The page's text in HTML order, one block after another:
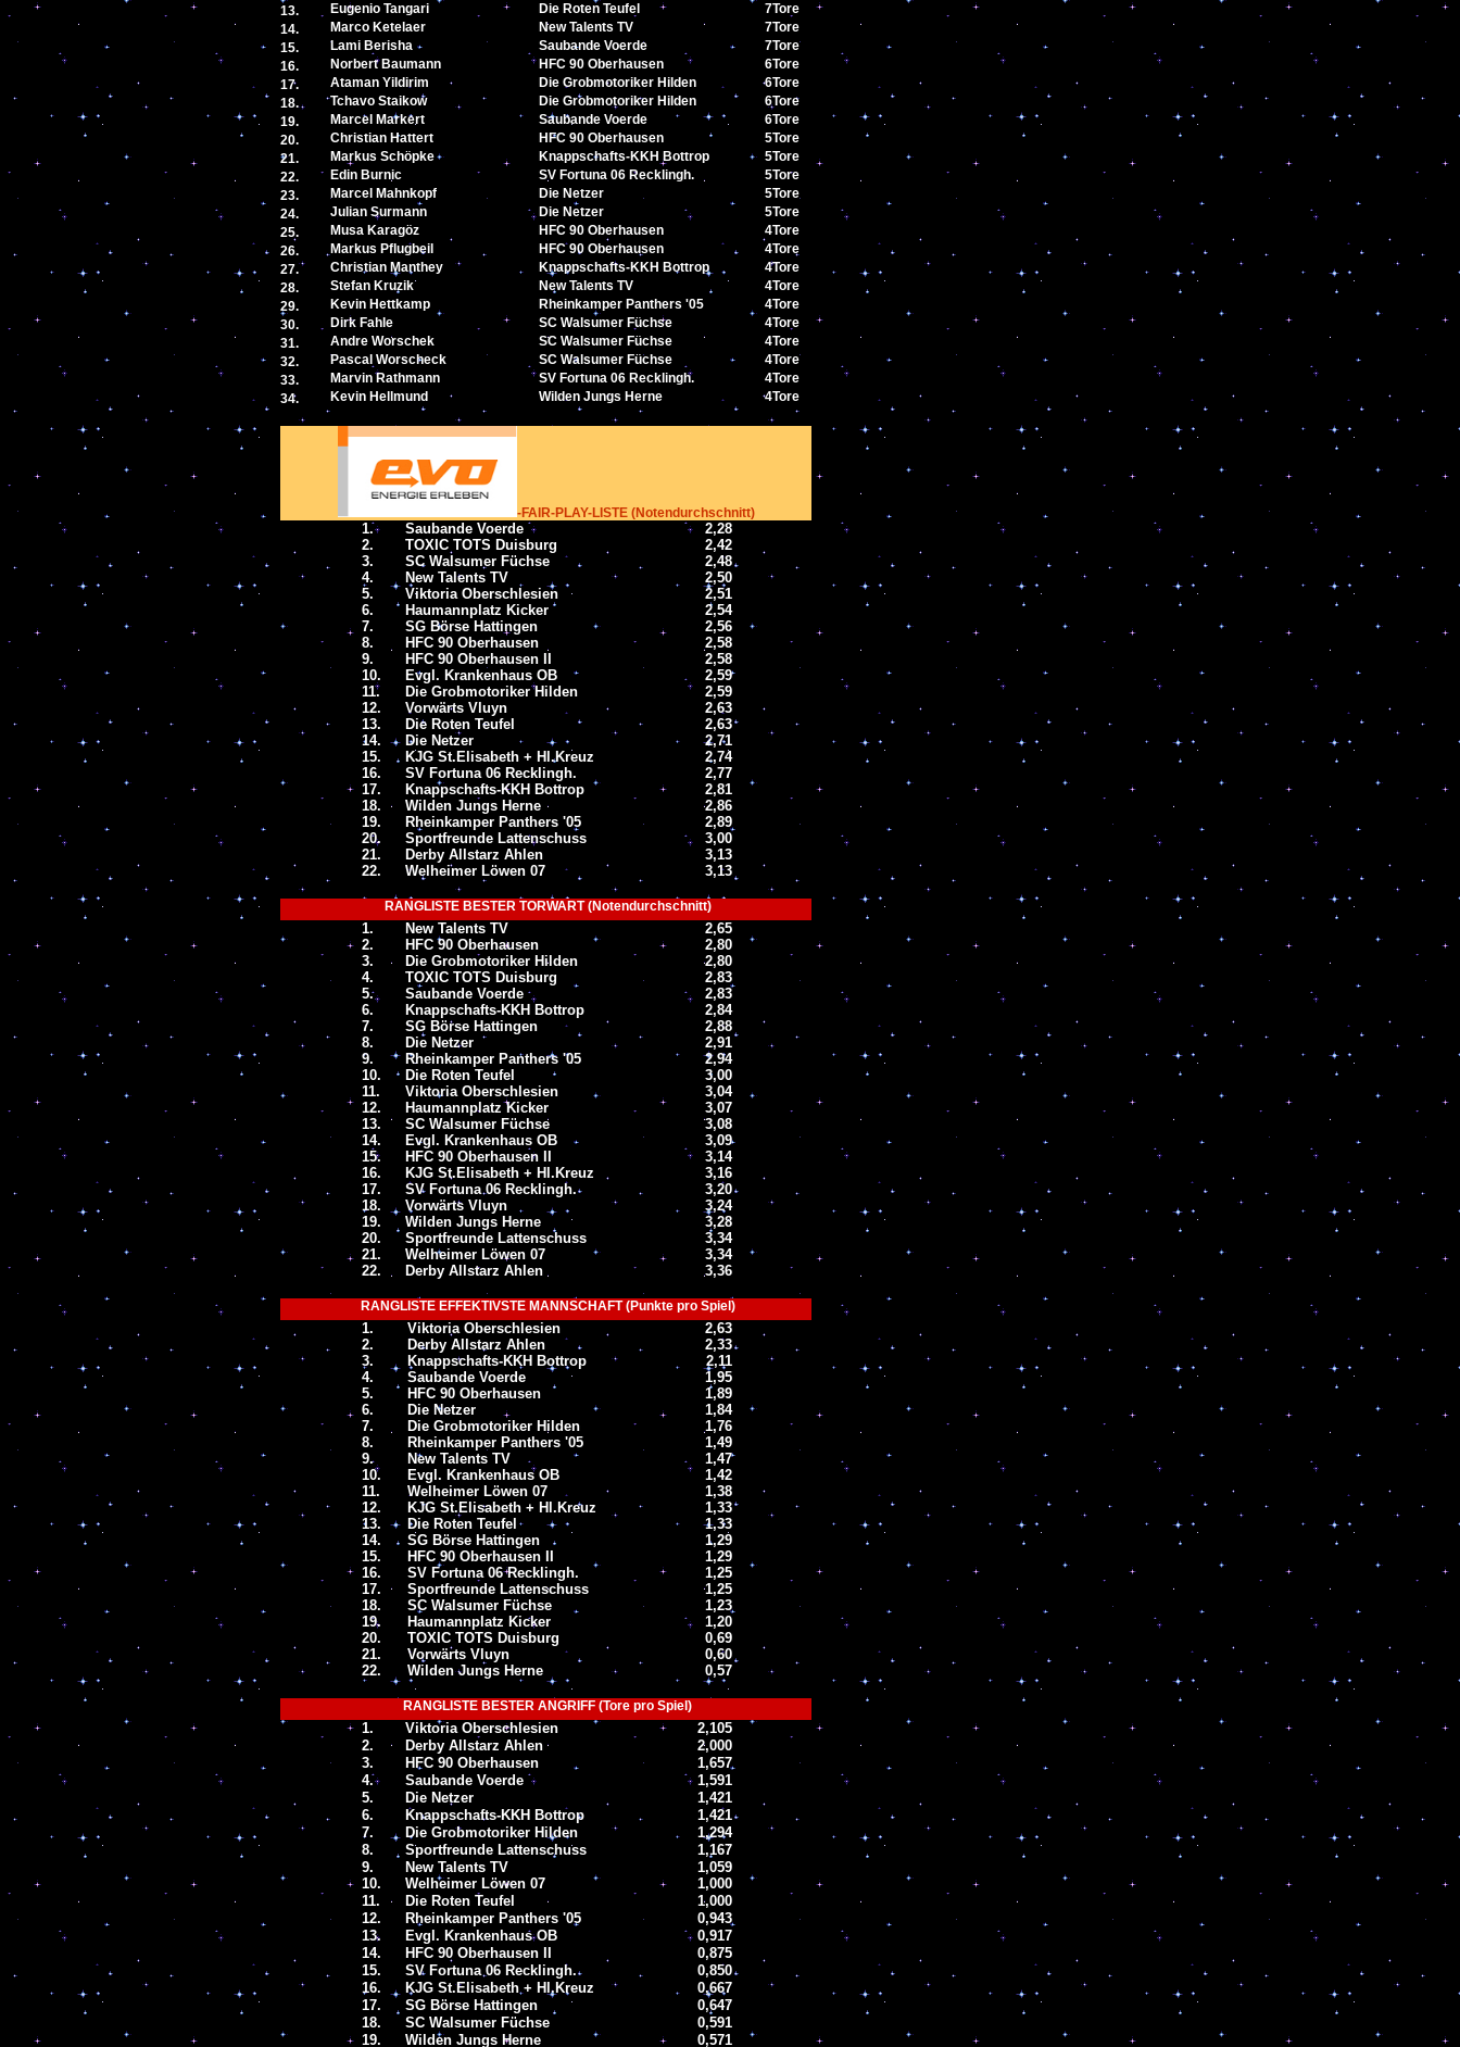
13.
Eugenio Tangari Die Roten Teufel 7Tore
14.
Marco Ketelaer New Talents TV 7Tore
15.
Lami Berisha Saubande Voerde 7Tore
16.
Norbert Baumann HFC 90 Oberhausen 6Tore
17.
Ataman Yildirim Die Grobmotoriker Hilden 6Tore
18.
Tchavo Staikow Die Grobmotoriker Hilden 6Tore
19.
Marcel Markert Saubande Voerde 6Tore
20.
Christian Hattert HFC 90 Oberhausen 5Tore
21.
Markus Schöpke Knappschafts-KKH Bottrop 5Tore
22.
Edin Burnic SV Fortuna 06 Recklingh. 5Tore
23.
Marcel Mahnkopf Die Netzer 5Tore
24.
Julian Surmann Die Netzer 5Tore
25.
Musa Karagöz HFC 90 Oberhausen 4Tore
26.
Markus Pflugbeil HFC90 Oberhausen 4Tore
27.
Christian Manthey Knappschafts-KKH Bottrop 4Tore
28.
Stefan Kruzik New Talents TV 4Tore
29.
Kevin Hettkamp Rheinkamper Panthers '05 4Tore
30.
Dirk Fahle SC Walsumer Füchse 4Tore
31.
Andre Worschek SC Walsumer Füchse 4Tore
32.
Pascal Worscheck SC Walsumer Füchse 4Tore
33.
Marvin Rathmann SV Fortuna 06 Recklingh. 4Tore
34.
Kevin Hellmund Wilden Jungs Herne 4Tore
-FAIR-PLAY-LISTE (Notendurchschnitt)
1. Saubande Voerde
2,28
2.
TOXIC TOTS Duisburg
2,42
3.
SC Walsumer Füchse
2,48
4.
New Talents TV
2,50
5.
Viktoria Oberschlesien
2,51
6.
Haumannplatz Kicker
2,54
7.
SG Börse Hattingen
2,56
8.
HFC 90 Oberhausen
2,58
9.
HFC 90 Oberhausen II
2,58
10.
Evgl. Krankenhaus OB
2,59
11.
Die Grobmotoriker Hilden
2,59
12.
Vorwärts Vluyn
2,63
13.
Die Roten Teufel
2,63
14.
Die Netzer
2,71
15.
KJG St.Elisabeth + Hl.Kreuz
2,74
16.
SV Fortuna 06 Recklingh.
2,77
17.
Knappschafts-KKH Bottrop
2,81
18.
Wilden Jungs Herne
2,86
19.
Rheinkamper Panthers '05
2,89
20.
Sportfreunde Lattenschuss
3,00
21.
Derby Allstarz Ahlen
3,13
22.
Welheimer Löwen 07 3,13
RANGLISTE BESTER TORWART (Notendurchschnitt)
1. New Talents TV
2,65
2.
HFC 90 Oberhausen
2,80
3.
Die Grobmotoriker Hilden
2,80
4.
TOXIC TOTS Duisburg
2,83
5.
Saubande Voerde
2,83
6.
Knappschafts-KKH Bottrop
2,84
7.
SG Börse Hattingen
2,88
8.
Die Netzer
2,91
9.
Rheinkamper Panthers '05
2,94
10.
Die Roten Teufel
3,00
11.
Viktoria Oberschlesien
3,04
12.
Haumannplatz Kicker
3,07
13.
SC Walsumer Füchse
3,08
14.
Evgl. Krankenhaus OB
3,09
15.
HFC 90 Oberhausen II
3,14
16.
KJG St.Elisabeth + Hl.Kreuz
3,16
17.
SV Fortuna 06 Recklingh.
3,20
18.
Vorwärts Vluyn
3,24
19.
Wilden Jungs Herne
3,28
20.
Sportfreunde Lattenschuss
3,34
21.
Welheimer Löwen 07
3,34
22.
Derby Allstarz Ahlen 3,36
RANGLISTE EFFEKTIVSTE MANNSCHAFT (Punkte pro Spiel)
1. Viktoria Oberschlesien
2,63
2.
Derby Allstarz Ahlen
2,33
3.
Knappschafts-KKH Bottrop
2,11
4.
Saubande Voerde
1,95
5.
HFC 90 Oberhausen
1,89
6.
Die Netzer
1,84
7.
Die Grobmotoriker Hilden
1,76
8.
Rheinkamper Panthers '05
1,49
9.
New Talents TV
1,47
10.
Evgl. Krankenhaus OB
1,42
11.
Welheimer Löwen 07
1,38
12.
KJG St.Elisabeth + Hl.Kreuz
1,33
13.
Die Roten Teufel
1,33
14.
SG Börse Hattingen
1,29
15.
HFC 90 Oberhausen II
1,29
16.
SV Fortuna 06 Recklingh.
1,25
17.
Sportfreunde Lattenschuss
1,25
18.
SC Walsumer Füchse
1,23
19.
Haumannplatz Kicker
1,20
20.
TOXIC TOTS Duisburg
0,69
21.
Vorwärts Vluyn
0,60
22.
Wilden Jungs Herne 0,57
RANGLISTE BESTER ANGRIFF (Tore pro Spiel)
1. Viktoria Oberschlesien
2,105
2.
Derby Allstarz Ahlen
2,000
3.
HFC 90 Oberhausen
1,657
4.
Saubande Voerde
1,591
5.
Die Netzer
1,421
6.
Knappschafts-KKH Bottrop
1,421
7.
Die Grobmotoriker Hilden
1,294
8.
Sportfreunde Lattenschuss
1,167
9.
New Talents TV
1,059
10.
Welheimer Löwen 07
1,000
11.
Die Roten Teufel
1,000
12.
Rheinkamper Panthers '05
0,943
13.
Evgl. Krankenhaus OB
0,917
14.
HFC 90 Oberhausen II
0,875
15.
SV Fortuna 06 Recklingh.
0,850
16.
KJG St.Elisabeth + Hl.Kreuz
0,667
17.
SG Börse Hattingen
0,647
18.
SC Walsumer Füchse
0,591
19.
Wilden Jungs Herne 0,571